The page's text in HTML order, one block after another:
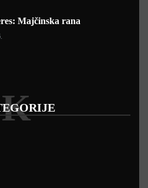
Majčinska rana
K